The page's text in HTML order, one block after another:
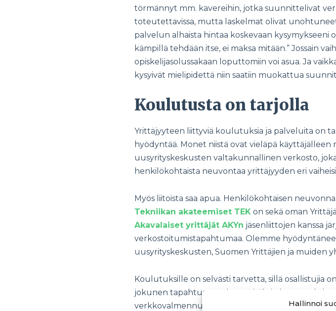
Hallinnoi
törmännyt mm. kavereihin, jotka suunnittelivat
toteutettavissa, mutta laskelmat olivat
palvelun alhaista hintaa koskevaan kysymykseeni
kämpillä tehdään itse, ei maksa mitään.” Jossain
opiskelijasolussakaan loputtomiin voi asua. Ja
kysyivät mielipidettä niin saatiin muokattua
Koulutusta on tarjolla
Yrittäjyyteen liittyviä koulutuksia ja palveluita on
hyödyntää. Monet niistä ovat vieläpä käyttäjälleen
uusyrityskeskusten valtakunnallinen verkosto,
henkilökohtaista neuvontaa yrittäjyyden eri
Myös liitoista saa apua. Henkilökohtaisen
Tekniikan akateemiset TEK on sekä oman
Akavalaiset yrittäjät AKYn jäsenliittojen kanssa
verkostoitumistapahtumaa. Olemme
uusyrityskeskusten, Suomen Yrittäjien ja muiden
Koulutuksille on selvästi tarvetta, sillä osallistujia
jokunen tapahtuma tulossa. Lisäksi olemme
verkkovalmennuksen, joka auttaa yrittäjyyttä